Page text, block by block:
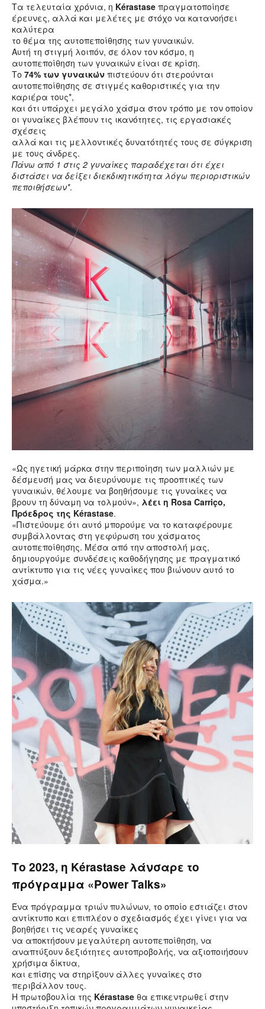
Τα τελευταία χρόνια, η Kérastase πραγματοποίησε
έρευνες, αλλά και μελέτες με στόχο να κατανοήσει
καλύτερα
το θέμα της αυτοπεποίθησης των γυναικών.
Αυτή τη στιγμή λοιπόν, σε όλον τον κόσμο, η
αυτοπεποίθηση των γυναικών είναι σε κρίση.
Το 74% των γυναικών πιστεύουν ότι στερούνται
αυτοπεποίθησης σε στιγμές καθοριστικές για την
καριέρα τους*,
και ότι υπάρχει μεγάλο χάσμα στον τρόπο με τον οποίον
οι γυναίκες βλέπουν τις ικανότητες, τις εργασιακές
σχέσεις
αλλά και τις μελλοντικές δυνατότητές τους σε σύγκριση
με τους άνδρες.
Πάνω από 1 στις 2 γυναίκες παραδέχεται ότι έχει
διστάσει να δείξει διεκδικητικότητα λόγω περιοριστικών
πεποιθήσεων*.
«Ως ηγετική μάρκα στην περιποίηση των μαλλιών με
δέσμευσή μας να διευρύνουμε τις προοπτικές των
γυναικών, θέλουμε να βοηθήσουμε τις γυναίκες να
βρουν τη δύναμη να τολμούν», λέει η Rosa Carriço,
Πρόεδρος της Kérastase.
«Πιστεύουμε ότι αυτό μπορούμε να το καταφέρουμε
συμβάλλοντας στη γεφύρωση του χάσματος
αυτοπεποίθησης. Μέσα από την αποστολή μας,
δημιουργούμε συνδέσεις καθοδήγησης με πραγματικό
αντίκτυπο για τις νέες γυναίκες που βιώνουν αυτό το
χάσμα.»
Το 2023, η Kérastase λάνσαρε το
πρόγραμμα «Power Talks»
Ένα πρόγραμμα τριών πυλώνων, το οποίο εστιάζει στον
αντίκτυπο και επιπλέον ο σχεδιασμός έχει γίνει για να
βοηθήσει τις νεαρές γυναίκες
να αποκτήσουν μεγαλύτερη αυτοπεποίθηση, να
αναπτύξουν δεξιότητες αυτοπροβολής, να αξιοποιήσουν
χρήσιμα δίκτυα,
και επίσης να στηρίξουν άλλες γυναίκες στο
περιβάλλον τους.
Η πρωτοβουλία της Kérastase θα επικεντρωθεί στην